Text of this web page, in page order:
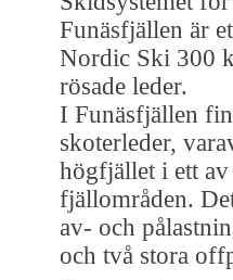
Funäsfjällen är
Nordic Ski 300
rösade leder.
I Funäsfjällen
skoterleder,
högfjället i ett av
fjällområden.
av- och
och två stora